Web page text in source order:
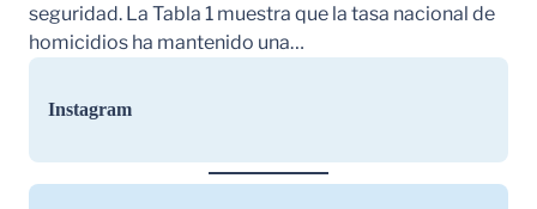
seguridad. La Tabla 1 muestra que la tasa nacional de
homicidios ha mantenido una…
Instagram